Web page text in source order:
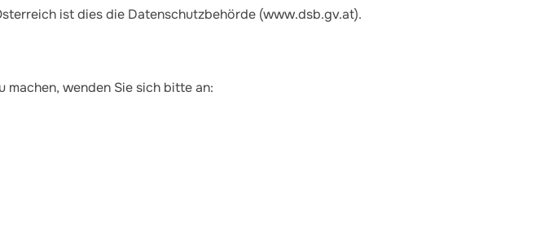
ist dies die Datenschutzbehörde (www.dsb.gv.at).
machen, wenden Sie sich bitte an: